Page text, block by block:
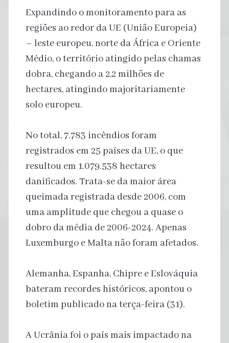
Expandindo o monitoramento para as
regiões ao redor da UE (União Europeia)
– leste europeu, norte da África e Oriente
Médio, o território atingido pelas chamas
dobra, chegando a 2,2 milhões de
hectares, atingindo majoritariamente
solo europeu.
No total, 7.783 incêndios foram
registrados em 25 países da UE, o que
resultou em 1.079.538 hectares
danificados. Trata-se da maior área
queimada registrada desde 2006, com
uma amplitude que chegou a quase o
dobro da média de 2006-2024. Apenas
Luxemburgo e Malta não foram afetados.
Alemanha, Espanha, Chipre e Eslováquia
bateram recordes históricos, apontou o
boletim publicado na terça-feira (31).
A Ucrânia foi o país mais impactado na